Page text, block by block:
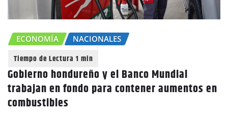
NACIONALES
hondureño y el Banco Mundial
en fondo para contener aumentos en